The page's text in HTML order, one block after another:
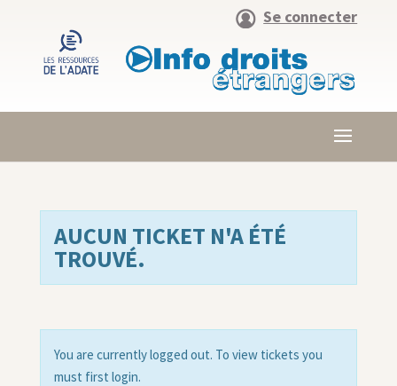
Se connecter
AUCUN TICKET N'A ÉTÉ
TROUVÉ.
You are currently logged out. To view tickets you
must first login.